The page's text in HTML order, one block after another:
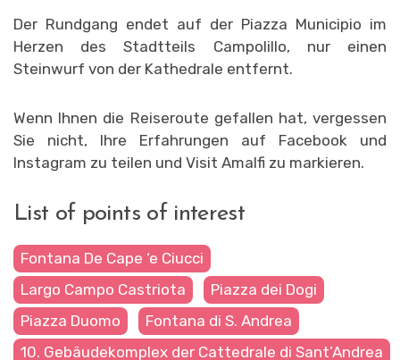
Der Rundgang endet auf der Piazza Municipio im
Herzen des Stadtteils Campolillo, nur einen
Steinwurf von der Kathedrale entfernt.
Wenn Ihnen die Reiseroute gefallen hat, vergessen
Sie nicht, Ihre Erfahrungen auf Facebook und
Instagram zu teilen und Visit Amalfi zu markieren.
List of points of interest
Fontana De Cape ‘e Ciucci
Largo Campo Castriota
Piazza dei Dogi
Piazza Duomo
Fontana di S. Andrea
10. Gebäudekomplex der Cattedrale di Sant’Andrea